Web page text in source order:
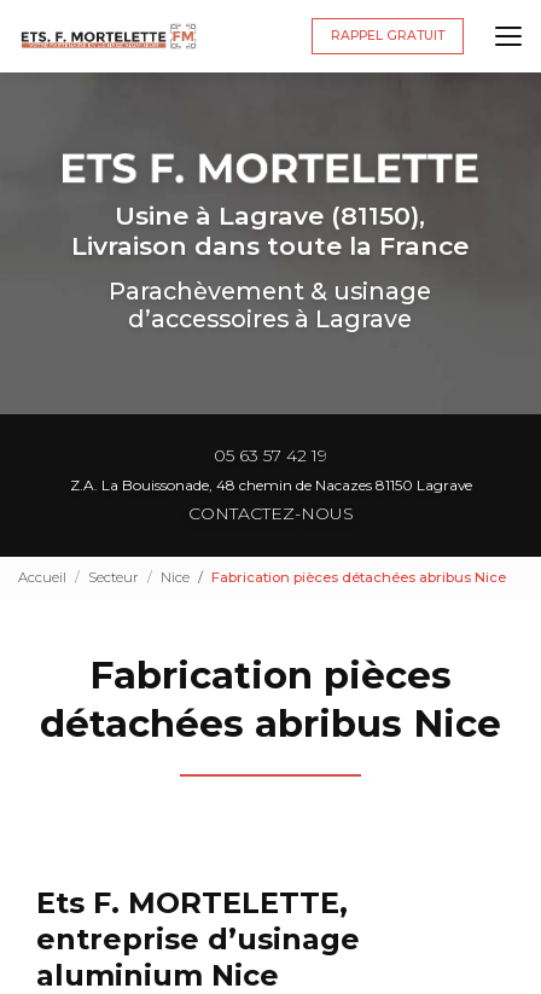
principal
RAPPEL GRATUIT
Usine à Lagrave (81150),
Livraison dans toute la France
Parachèvement & usinage
d’accessoires à Lagrave
05 63 57 42 19
Z.A. La Bouissonade, 48 chemin de Nacazes 81150 Lagrave
CONTACTEZ-NOUS
Accueil Secteur Nice Fabrication pièces détachées abribus Nice
Fabrication pièces
détachées abribus Nice
Ets F. MORTELETTE,
entreprise d’usinage
aluminium Nice